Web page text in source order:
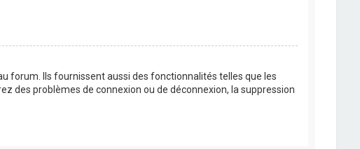
forum. Ils fournissent aussi des fonctionnalités telles que les
des problèmes de connexion ou de déconnexion, la suppression